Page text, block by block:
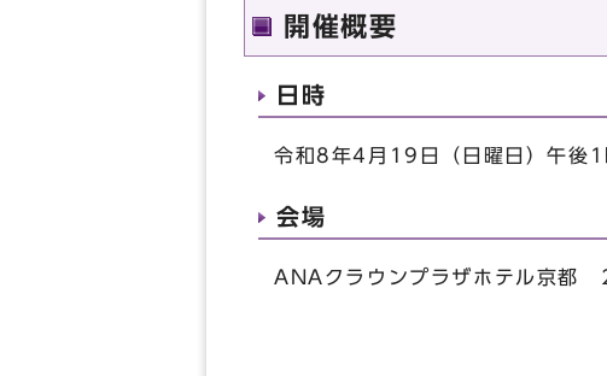
開催概要
日時
令和8年4月19日（日曜日）午後
会場
ANAクラウンプラザホテル京都